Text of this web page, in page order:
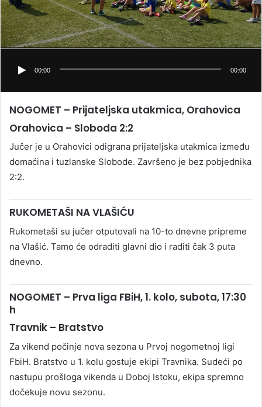
00:00 00:00
NOGOMET – Prijateljska utakmica, Orahovica
Orahovica – Sloboda 2:2
Jučer je u Orahovici odigrana prijateljska utakmica između
domaćina i tuzlanske Slobode. Završeno je bez pobjednika
2:2.
RUKOMETAŠI NA VLAŠIĆU
Rukometaši su jučer otputovali na 10-to dnevne pripreme
na Vlašić. Tamo će odraditi glavni dio i raditi čak 3 puta
dnevno.
NOGOMET – Prva liga FBiH, 1. kolo, subota, 17:30
h
Travnik – Bratstvo
Za vikend počinje nova sezona u Prvoj nogometnoj ligi
FbiH. Bratstvo u 1. kolu gostuje ekipi Travnika. Sudeći po
nastupu prošloga vikenda u Doboj Istoku, ekipa spremno
dočekuje novu sezonu.